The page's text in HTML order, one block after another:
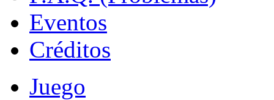
Eventos
Créditos
Juego